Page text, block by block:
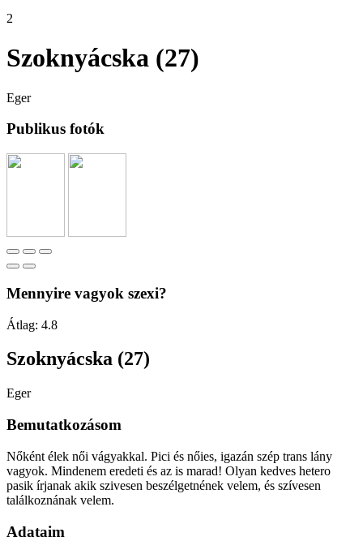
2
Szoknyácska (27)
Eger
Publikus fotók
Mennyire vagyok szexi?
Átlag: 4.8
Szoknyácska (27)
Eger
Bemutatkozásom
Nőként élek női vágyakkal. Pici és nőies, igazán szép trans lány
vagyok. Mindenem eredeti és az is marad! Olyan kedves hetero
pasik írjanak akik szivesen beszélgetnének velem, és szívesen
találkoznának velem.
Adataim